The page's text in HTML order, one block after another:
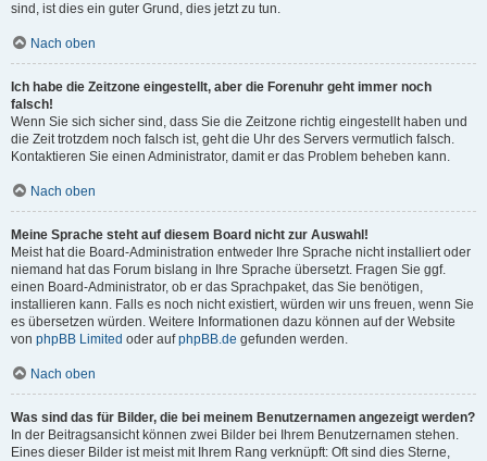
sind, ist dies ein guter Grund, dies jetzt zu tun.
Nach oben
Ich habe die Zeitzone eingestellt, aber die Forenuhr geht immer noch
falsch!
Wenn Sie sich sicher sind, dass Sie die Zeitzone richtig eingestellt haben und
die Zeit trotzdem noch falsch ist, geht die Uhr des Servers vermutlich falsch.
Kontaktieren Sie einen Administrator, damit er das Problem beheben kann.
Nach oben
Meine Sprache steht auf diesem Board nicht zur Auswahl!
Meist hat die Board-Administration entweder Ihre Sprache nicht installiert oder
niemand hat das Forum bislang in Ihre Sprache übersetzt. Fragen Sie ggf.
einen Board-Administrator, ob er das Sprachpaket, das Sie benötigen,
installieren kann. Falls es noch nicht existiert, würden wir uns freuen, wenn Sie
es übersetzen würden. Weitere Informationen dazu können auf der Website
von phpBB Limited oder aufphpBB.de gefunden werden.
Nach oben
Was sind das für Bilder, die bei meinem Benutzernamen angezeigt werden?
In der Beitragsansicht können zwei Bilder bei Ihrem Benutzernamen stehen.
Eines dieser Bilder ist meist mit Ihrem Rang verknüpft: Oft sind dies Sterne,